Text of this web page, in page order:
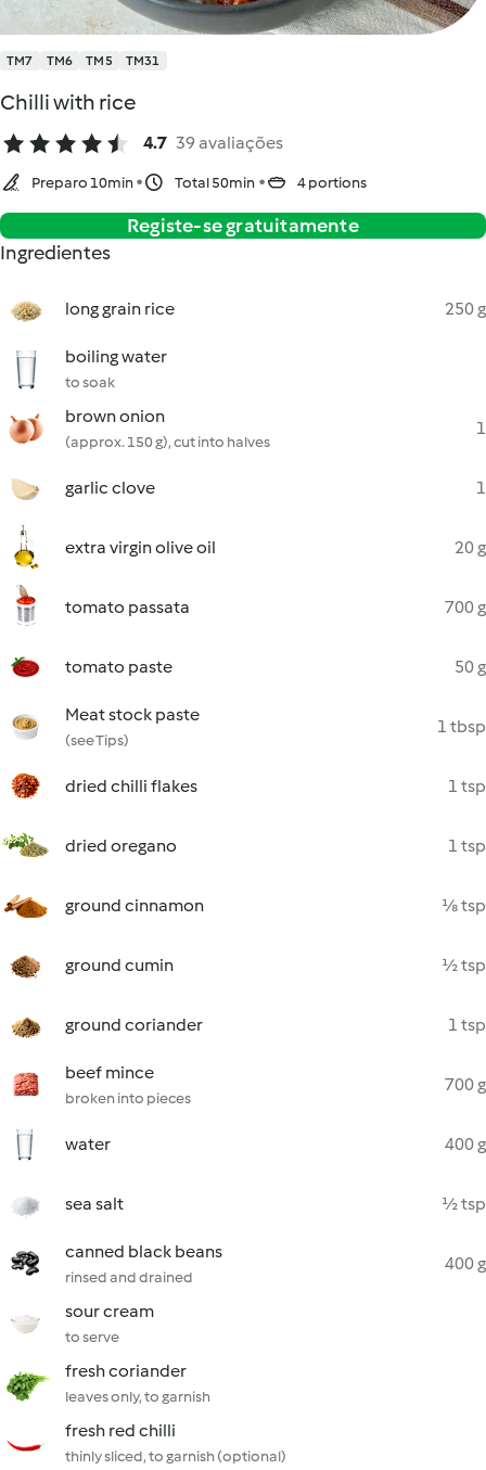
TM7 TM6 TM5 TM31
Chilli with rice
4.7 39 avaliações
Preparo 10min Total 50min 4 portions
Registe-se gratuitamente
Ingredientes
long grain rice 250 g
boiling water
to soak
brown onion
(approx. 150 g), cut into halves
1
garlic clove 1
extra virgin olive oil 20 g
tomato passata 700 g
tomato paste 50 g
Meat stock paste
(see Tips)
1 tbsp
dried chilli flakes 1 tsp
dried oregano 1 tsp
ground cinnamon ⅛ tsp
ground cumin ½ tsp
ground coriander 1 tsp
beef mince
broken into pieces
700 g
water 400 g
sea salt ½ tsp
canned black beans
rinsed and drained
400 g
sour cream
to serve
fresh coriander
leaves only, to garnish
fresh red chilli
thinly sliced, to garnish (optional)